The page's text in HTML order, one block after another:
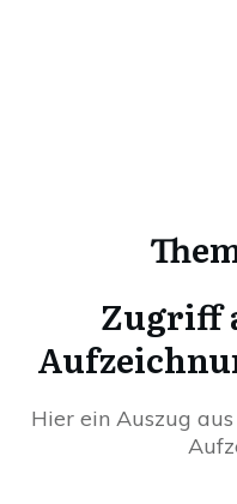
Zugriff
Hier ein Auszug